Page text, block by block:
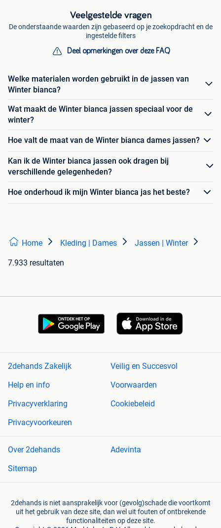
Veelgestelde vragen
De onderstaande waarden zijn gebaseerd op je zoekopdracht en de
ingestelde filters
Deel opmerkingen over deze FAQ
Welke materialen worden gebruikt in de jassen van
Winter bianca?
Wat maakt de Winter bianca jassen speciaal voor de
winter?
Hoe valt de maat van de Winter bianca dames jassen?
Kan ik de Winter bianca jassen ook dragen bij
verschillende gelegenheden?
Hoe onderhoud ik mijn Winter bianca jas het beste?
Home Kleding | Dames Jassen | Winter
7.933 resultaten
2dehands Zakelijk
Veilig en Succesvol
Help en info
Voorwaarden
Privacyverklaring
Cookiebeleid
Privacyvoorkeuren
Over 2dehands
Adevinta
Sitemap
2dehands is niet aansprakelijk voor (gevolg)schade die voortkomt
uit het gebruik van deze site, dan wel uit fouten of ontbrekende
functionaliteiten op deze site.